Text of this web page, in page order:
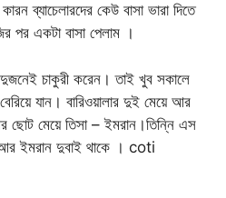
ব্যাচেলারদের কেউ বাসা ভারা দিতে
পর একটা বাসা পেলাম ।
দুজনেই চাকুরী করেন। তাই খুব সকালে
যান। বারিওয়ালার দুই মেয়ে আর
মেয়ে তিসা – ইমরান।তিন্নি এস
আর ইমরান দুবাই থাকে । coti